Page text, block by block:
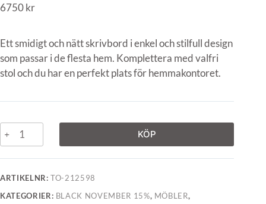
6750kr
Ett smidigt och nätt skrivbord i enkel och stilfull design
som passar i de flesta hem. Komplettera med valfri
stol och du har en perfekt plats för hemmakontoret.
KÖP
ARTIKELNR:TO-212598
KATEGORIER: BLACK NOVEMBER 15%, MÖBLER,